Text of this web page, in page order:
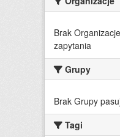
Brak
zapytania
Grupy
Brak Grupy
Tagi